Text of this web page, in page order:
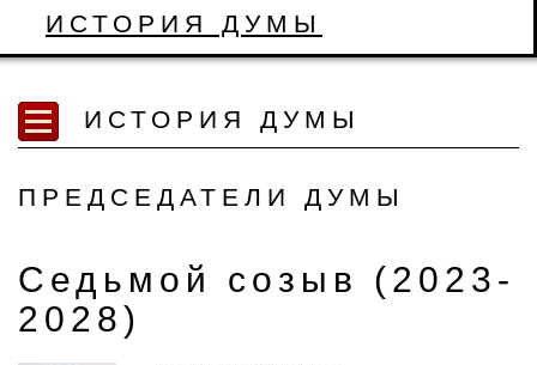
ИСТОРИЯ ДУМЫ
ИСТОРИЯ ДУМЫ
ПРЕДСЕДАТЕЛИ ДУМЫ
Седьмой созыв (2023-
2028)